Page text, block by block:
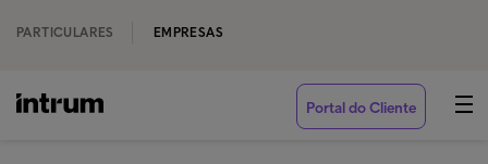
PARTICULARES EMPRESAS
Portal do Cliente